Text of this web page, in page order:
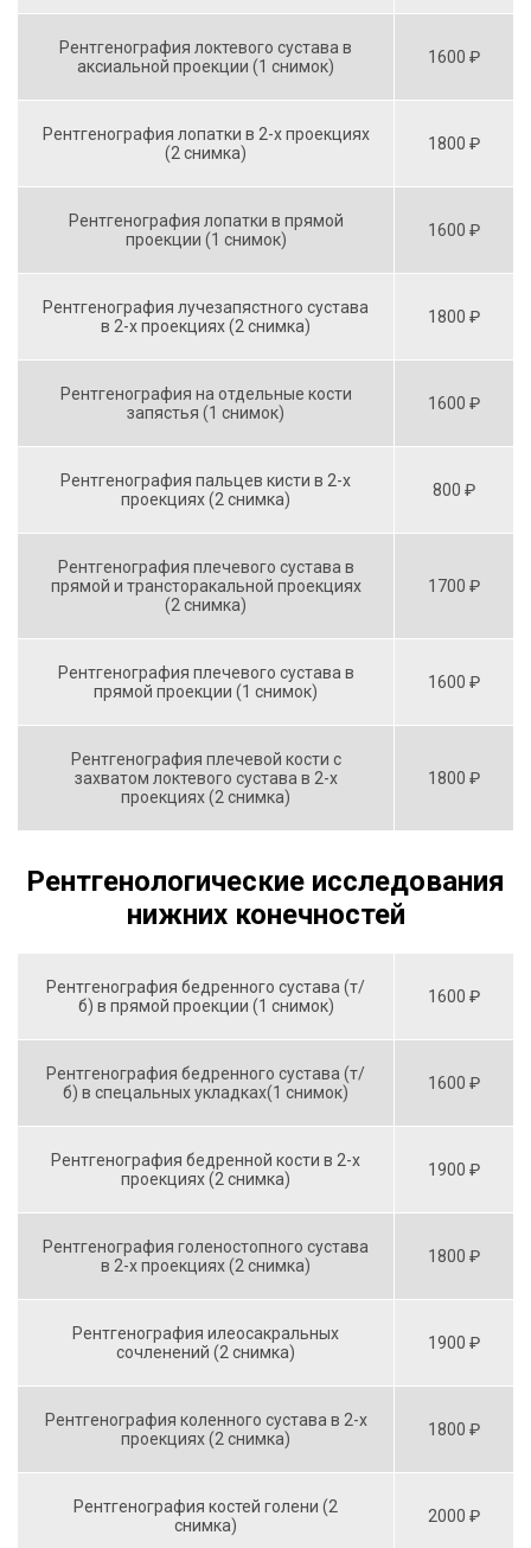
Рентгенография локтевого сустава в
аксиальной проекции (1 снимок)
1600 ₽
Рентгенография лопатки в 2-х проекциях
(2 снимка)
1800 ₽
Рентгенография лопатки в прямой
проекции (1 снимок)
1600 ₽
Рентгенография лучезапястного сустава
в 2-х проекциях (2 снимка)
1800 ₽
Рентгенография на отдельные кости
запястья (1 снимок)
1600 ₽
Рентгенография пальцев кисти в 2-х
проекциях (2 снимка)
800 ₽
Рентгенография плечевого сустава в
прямой и трансторакальной проекциях
(2 снимка)
1700 ₽
Рентгенография плечевого сустава в
прямой проекции (1 снимок)
1600 ₽
Рентгенография плечевой кости с
захватом локтевого сустава в 2-х
проекциях (2 снимка)
1800 ₽
Рентгенологические исследования
нижних конечностей
Рентгенография бедренного сустава (т/
б) в прямой проекции (1 снимок)
1600 ₽
Рентгенография бедренного сустава (т/
б) в спецальных укладках(1 снимок)
1600 ₽
Рентгенография бедренной кости в 2-х
проекциях (2 снимка)
1900 ₽
Рентгенография голеностопного сустава
в 2-х проекциях (2 снимка)
1800 ₽
Рентгенография илеосакральных
сочленений (2 снимка)
1900 ₽
Рентгенография коленного сустава в 2-х
проекциях (2 снимка)
1800 ₽
Рентгенография костей голени (2
снимка)
2000 ₽